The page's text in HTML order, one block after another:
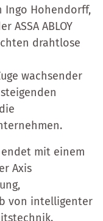
Ingo Hohendorff,
ASSA ABLOY
drahtlose
wachsender
mit einem
Axis
von intelligenter